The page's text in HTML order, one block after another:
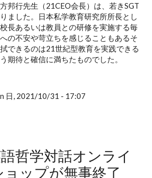
邦行先生（21CEO会長）は、若きSGT
ました。日本私学教育研究所所長とし
長あるいは教員との研修を実施する毎
の不安や苛立ちを感じることもあるそ
できるのは21世紀型教育を実践できる
期待と確信に満ちたものでした。
日, 2021/10/31 - 17:07
哲学対話オンライ
ップが無事終了